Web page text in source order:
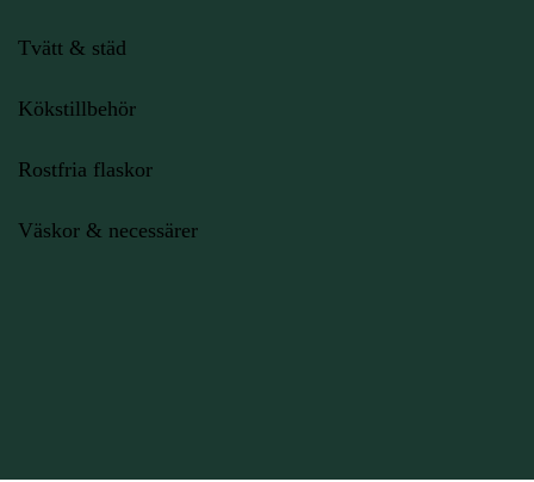
Tvätt & städ
Kökstillbehör
Rostfria flaskor
Väskor & necessärer